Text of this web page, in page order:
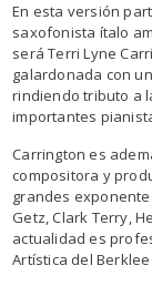
En esta versión
saxofonista ítalo
será Terri Lyne
galardonada con
rindiendo tributo a
importantes
Carrington es
compositora y
grandes
Getz, Clark Terry,
actualidad es
Artística del